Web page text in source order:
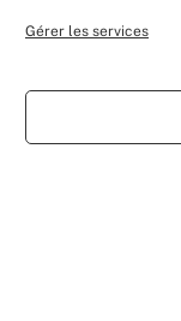
Gérer les services
Valentin
Home Blog
Valentin Lecerf's